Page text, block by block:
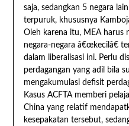
saja, sedangkan 5 negara
terpuruk, khususnya
Oleh karena itu, MEA harus
negara-negara â€œkecilâ€
dalam liberalisasi ini. Perlu
perdagangan yang adil bila
mengakumulasi defisit
Kasus ACFTA memberi
China yang relatif
kesepakatan tersebut,